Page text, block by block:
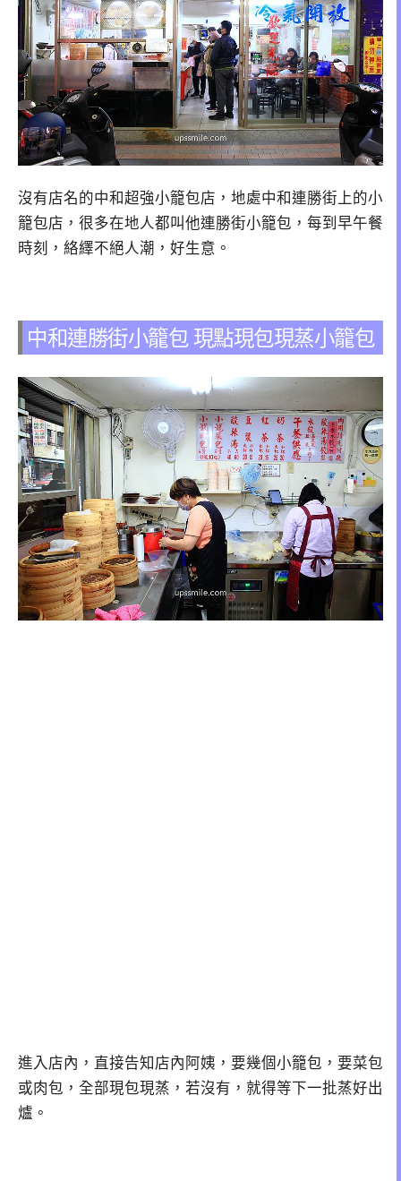
沒有店名的中和超強小籠包店，地處中和連勝街上的小
籠包店，很多在地人都叫他連勝街小籠包，每到早午餐
時刻，絡繹不絕人潮，好生意。
中和連勝街小籠包 現點現包現蒸小籠包
進入店內，直接告知店內阿姨，要幾個小籠包，要菜包
或肉包，全部現包現蒸，若沒有，就得等下一批蒸好出
爐。